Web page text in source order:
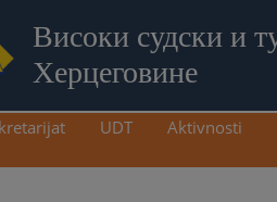
Високи судски и
Херцеговине
UDT Aktivnosti